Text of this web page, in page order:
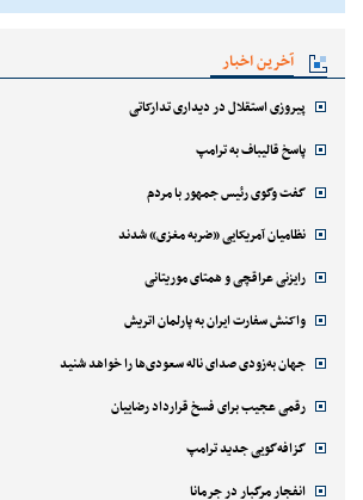
آخرین اخبار
پیروزی استقلال در دیداری تدارکاتی
پاسخ قالیباف به ترامپ
گفت وگوی رئیس جمهور با مردم
نظامیان آمریکایی «ضربه مغزی» شدند
رایزنی عراقچی و همتای موریتانی
واکنش سفارت ایران به پارلمان اتریش
جهان به‌زودی صدای ناله سعودی‌ها را خواهد شنید
رقمی عجیب برای فسخ قرارداد رضاییان
گزافه‌گویی جدید ترامپ
انفجار مرگبار در جرمانا